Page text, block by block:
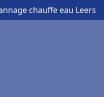
chauffe eau Leers